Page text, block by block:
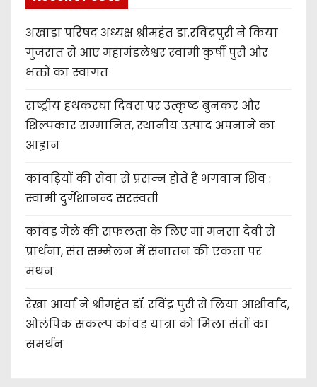
अखाड़ा परिषद अध्यक्ष श्रीमहंत डा.रविंद्रपुरी ने किया
गुजरात से आए महामंडलेश्वर स्वामी कुर्षी पुरी और
भक्तों का स्वागत
राष्ट्रीय हथकरघा दिवस पर उत्कृष्ट बुनकर और
शिल्पकार सम्मानित, स्थानीय उत्पाद अपनाने का
आह्वान
कांवड़ियों की सेवा से प्रसन्न होते हैं भगवान शिव :
स्वामी दुर्गेशानन्द सरस्वती
कांवड़ मेले की सफलता के लिए मां मनसा देवी से
प्रार्थना, संत सम्मेलन में सनातन की एकता पर
मंथन
रेखा आर्या ने श्रीमहंत डॉ. रविंद्र पुरी से लिया आशीर्वाद,
ओलंपिक संकल्प कांवड़ यात्रा को मिला संतों का
समर्थन